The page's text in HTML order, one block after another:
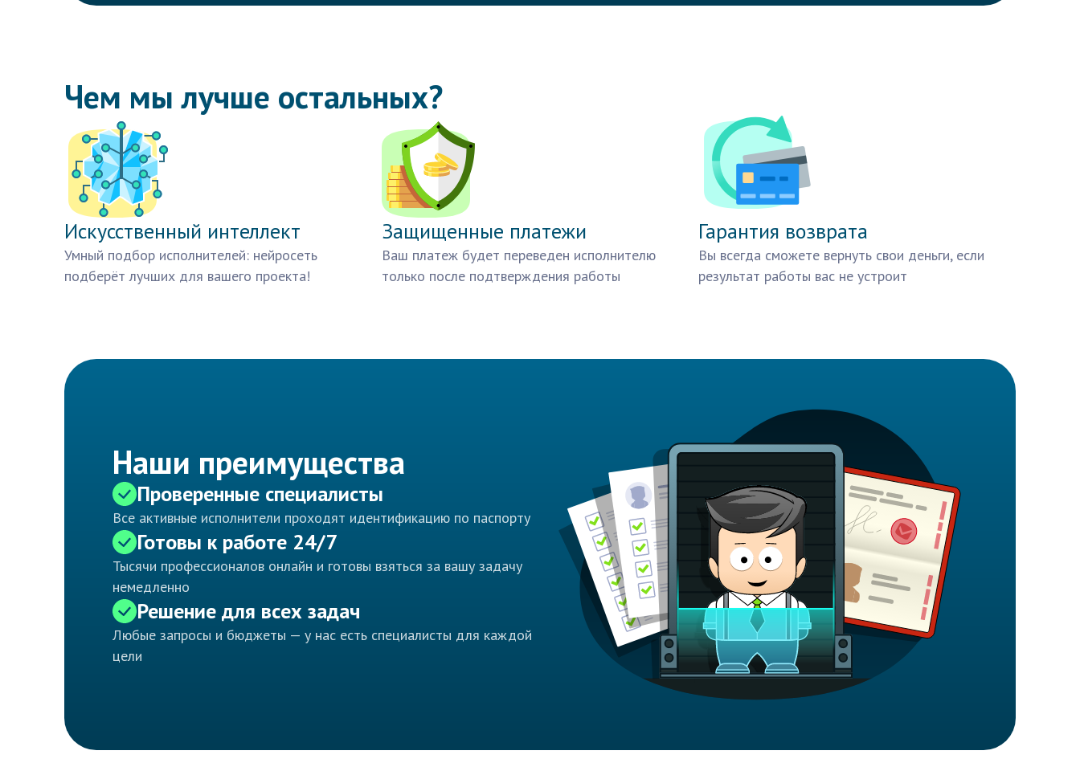
Чем мы лучше остальных?
Искусственный интеллект
Умный подбор исполнителей: нейросеть
подберёт лучших для вашего проекта!
Защищенные платежи
Ваш платеж будет переведен исполнителю
только после подтверждения работы
Гарантия возврата
Вы всегда сможете вернуть свои деньги, если
результат работы вас не устроит
Наши преимущества
Проверенные специалисты
Все активные исполнители проходят идентификацию по паспорту
Готовы к работе 24/7
Тысячи профессионалов онлайн и готовы взяться за вашу задачу
немедленно
Решение для всех задач
Любые запросы и бюджеты — у нас есть специалисты для каждой
цели